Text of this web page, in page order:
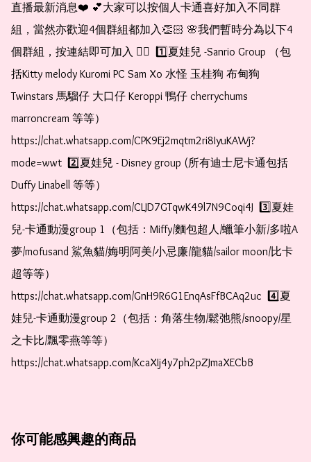
直播最新消息❤️ 💕大家可以按個人卡通喜好加入不同群
組，當然亦歡迎4個群組都加入👏🏻 🌸我們暫時分為以下4
個群組，按連結即可加入 👇🏻  1️⃣夏娃兒 -Sanrio Group （包
括Kitty melody Kuromi PC Sam Xo 水怪 玉桂狗 布甸狗
Twinstars 馬騮仔 大口仔 Keroppi 鴨仔 cherrychums
marroncream 等等）
https://chat.whatsapp.com/CPK9Ej2mqtm2ri8IyuKAWj?
mode=wwt  2️⃣夏娃兒 - Disney group (所有迪士尼卡通包括
Duffy Linabell 等等）
https://chat.whatsapp.com/CLJD7GTqwK49l7N9Coqi4J  3️⃣夏娃
兒-卡通動漫group 1（包括：Miffy/麵包超人/蠟筆小新/多啦A
夢/mofusand 鯊魚貓/娒明阿美/小忌廉/龍貓/sailor moon/比卡
超等等）
https://chat.whatsapp.com/GnH9R6G1EnqAsFfBCAq2uc  4️⃣夏
娃兒-卡通動漫group 2（包括：角落生物/鬆弛熊/snoopy/星
之卡比/飄零燕等等）
https://chat.whatsapp.com/KcaXIj4y7ph2pZJmaXECbB
你可能感興趣的商品